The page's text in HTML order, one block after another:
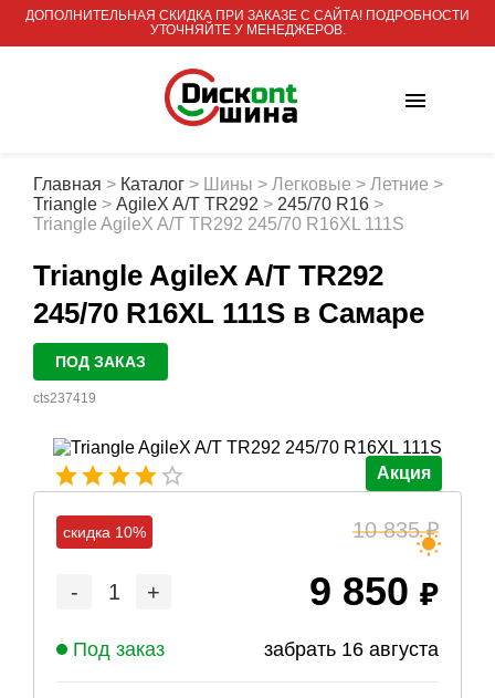
ДОПОЛНИТЕЛЬНАЯ СКИДКА ПРИ ЗАКАЗЕ С САЙТА! ПОДРОБНОСТИ
УТОЧНЯЙТЕ У МЕНЕДЖЕРОВ.
Главная > Каталог > Шины > Легковые > Летние >
Triangle > AgileX A/T TR292 > 245/70 R16 >
Triangle AgileX A/T TR292 245/70 R16XL 111S
Triangle AgileX A/T TR292
245/70 R16XL 111S в Самаре
ПОД ЗАКАЗ
cts237419
Акция
скидка 10% 10 835
- 1 + 9 850
Под заказ забрать 16 августа